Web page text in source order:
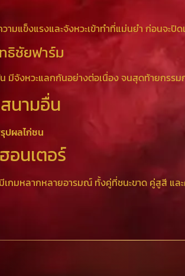
มแข็งแรงและจังหวะเข้าทำที่แม่นยำ ก่อนจะ
ธิชัยฟาร์ม
มีจังหวะแลกกันอย่างต่อเนื่อง จนสุดท้ายกรร
นามอื่น
ปผลไก่ชน
อนเตอร์
กมหลากหลายอารมณ์ ทั้งคู่ที่ชนะขาด คู่สูสี แ